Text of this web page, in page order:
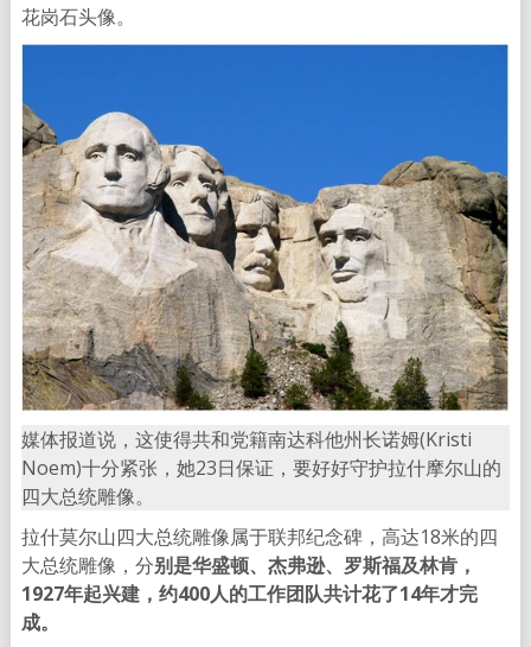
花岗石头像。
媒体报道说，这使得共和党籍南达科他州长诺姆(Kristi
Noem)十分紧张，她23日保证，要好好守护拉什摩尔山的
四大总统雕像。
拉什莫尔山四大总统雕像属于联邦纪念碑，高达18米的四
大总统雕像，分别是华盛顿、杰弗逊、罗斯福及林肯，
1927年起兴建，约400人的工作团队共计花了14年才完
成。